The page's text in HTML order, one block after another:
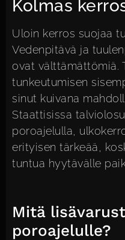
Kolmas
Uloin kerros suojaa
Vedenpitävä ja
ovat välttämättömiä.
tunkeutumisen
sinut kuivana
Staattisissa
poroajelulla,
erityisen tärkeää,
tuntua hyytävälle
Mitä
poroajelulle?